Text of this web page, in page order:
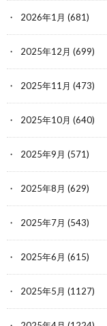
2026年1月 (681)
2025年12月 (699)
2025年11月 (473)
2025年10月 (640)
2025年9月 (571)
2025年8月 (629)
2025年7月 (543)
2025年6月 (615)
2025年5月 (1127)